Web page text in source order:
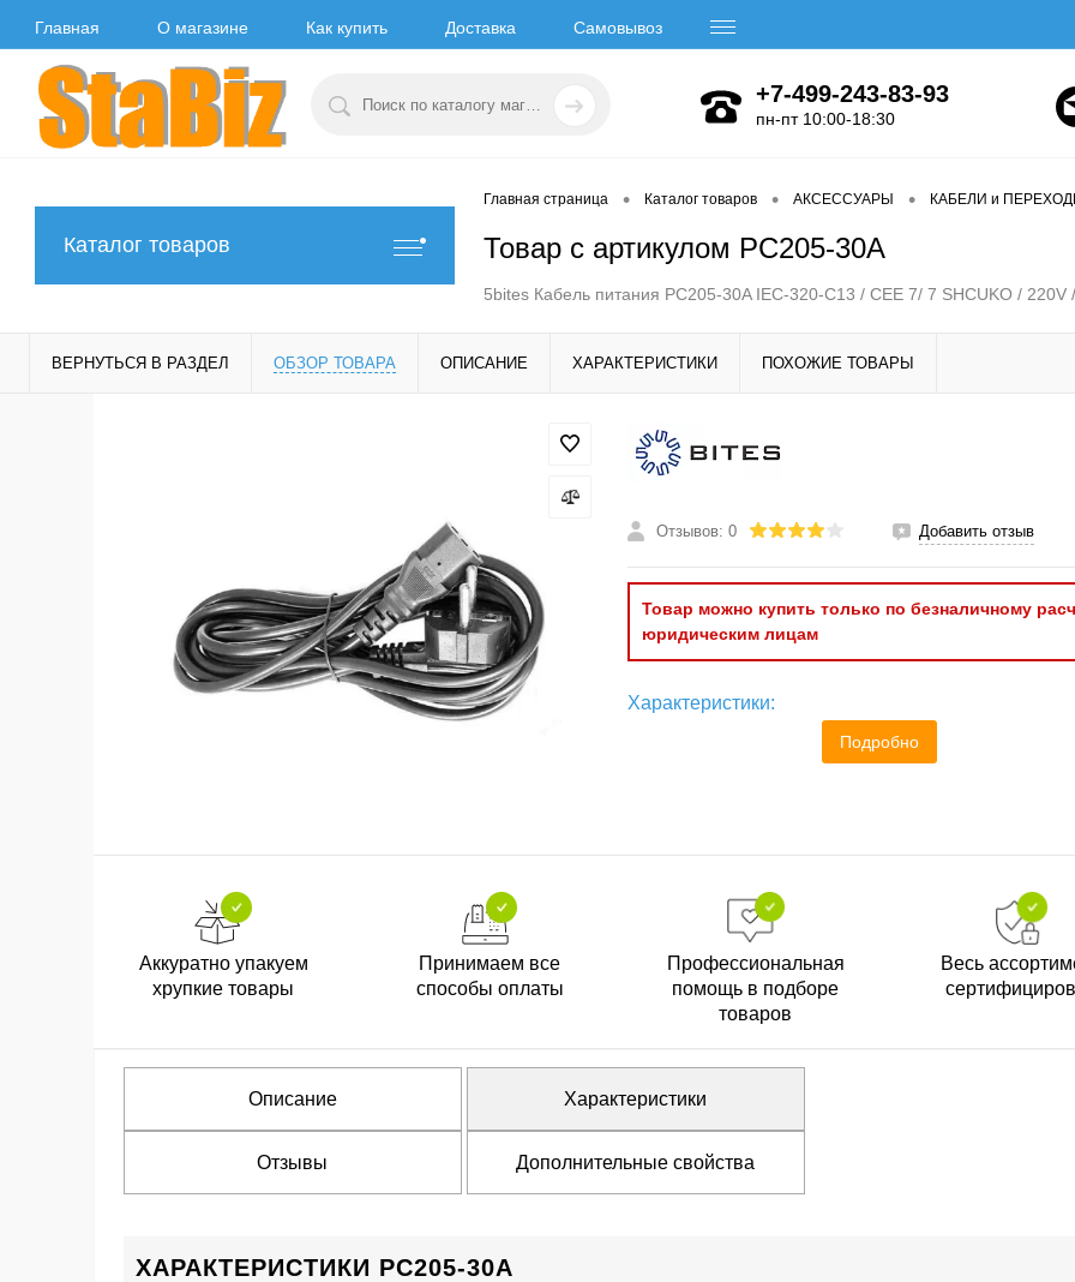
Главная О магазине Как купить Доставка Самовывоз
+7-499-243-83-93
пн-пт 10:00-18:30
Каталог товаров
Главная страница • Каталог товаров • АКСЕССУАРЫ • КАБЕЛИ и
Товар с артикулом PC205-30A
5bites Кабель питания PC205-30A IEC-320-C13 / CEE 7/ 7 SHCUKO / 220V
ВЕРНУТЬСЯ В РАЗДЕЛ ОБЗОР ТОВАРА ОПИСАНИЕ ХАРАКТЕРИСТИКИ ПОХОЖИЕ ТОВАРЫ
Отзывов: 0 Добавить отзыв
Товар можно купить только по безналичному
юридическим лицам
Характеристики:
Подробно
Аккуратно упакуем
хрупкие товары
Принимаем все
способы оплаты
Профессиональная
помощь в подборе
товаров
Весь
Описание Характеристики
Отзывы Дополнительные свойства
ХАРАКТЕРИСТИКИ PC205-30A